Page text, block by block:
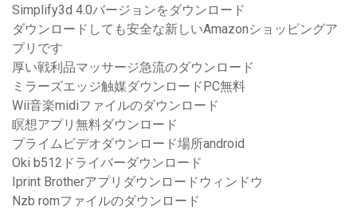
Simplify3d 4.0バージョンをダウンロード
ダウンロードしても安全な新しいAmazonショッピングア
プリです
厚い戦利品マッサージ急流のダウンロード
ミラーズエッジ触媒ダウンロードPC無料
Wii音楽midiファイルのダウンロード
瞑想アプリ無料ダウンロード
プライムビデオダウンロード場所android
Oki b512ドライバーダウンロード
Iprint Brotherアプリダウンロードウィンドウ
Nzb romファイルのダウンロード